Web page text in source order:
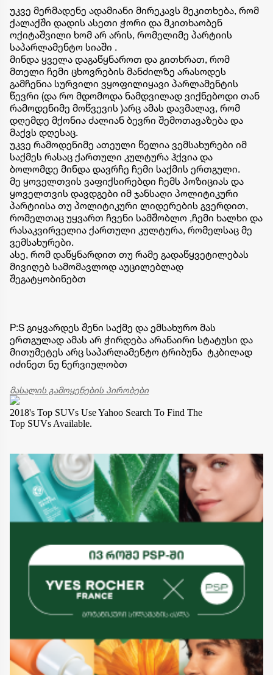
უკვე მერმადენე ადამიანი მირეკავს მეკითხება, რომ
ქალაქში დადის ასეთი ჭორი და მკითხაობენ
ოქიტაშვილი ხომ არ არის, რომელიმე პარტიის
საპარლამენტო სიაში .
მინდა ყველა დაგაწყნაროთ და გითხრათ, რომ
მთელი ჩემი ცხოვრების მანძილზე არასოდეს
გამჩენია სურვილი ვყოფილიყავი პარლამენტის
წევრი (და რო მდომოდა ნამდვილად ვიქნებოდი თან
რამოდენიმე მოწვევის )არც ამას დავმალავ, რომ
დღემდე მქონია ძალიან ბევრი შემოთავაზება და
მაქვს დღესაც.
უკვე რამოდენიმე ათეული წელია ვემსახურები იმ
საქმეს რასაც ქართული კულტურა ჰქვია და
ბოლომდე მინდა დავრჩე ჩემი საქმის ერთგული.
მე ყოველთვის ვაფიქსირებდი ჩემს პოზიციას და
ყოველთვის დავდგები იმ ჯანსაღი პოლიტიკური
პარტიისა თუ პოლიტიკური ლიდერების გვერდით,
რომელთაც უყვართ ჩვენი სამშობლო ,ჩემი ხალხი და
რასაკვირველია ქართული კულტურა, რომელსაც მე
ვემსახურები.
ასე, რომ დაწყნარდით თუ რამე გადაწყვეტილებას
მივიღებ სამომავლოდ აუცილებლად
შეგატყობინებთ
P:S გიყვარდეს შენი საქმე და ემსახურო მას
ერთგულად ამას არ ჭირდება არანაირი სტატუსი და
მითუმეტეს არც საპარლამენტო ტრიბუნა ტკბილად
იძინეთ ნუ ნერვიულობთ
მასალის გამოყენების პირობები
2018's Top SUVs Use Yahoo Search To Find The
Top SUVs Available.